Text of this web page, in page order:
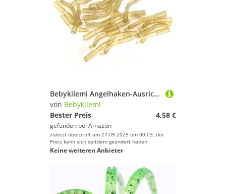
Wirbel von Bebykilemi
Angelbleie & Angelgewichte von Bebykilemi
Bebykilemi Angelhaken-Ausrichtungen, Silikon, Anti-Verheddern, Haar-Rig-Komponenten, Karpfenangeln, Angelausrüstung, Unterköder, Wafter Rig-Teile, Gelb, 20 Stück
von Bebykilemi
Bester Preis
4,58 €
gefunden bei Amazon
zuletzt überprüft am 27.09.2025 um 00:03; der
Preis kann sich seitdem geändert haben.
Keine weiteren Anbieter